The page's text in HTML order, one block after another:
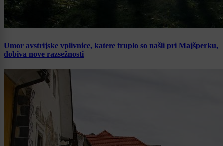
Umor avstrijske vplivnice, katere truplo so našli pri Majšperku,
dobiva nove razsežnosti